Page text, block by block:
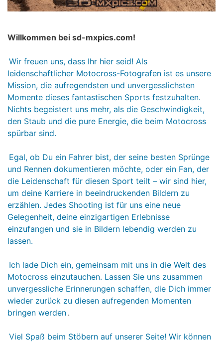
Willkommen bei sd-mxpics.com!
Wir freuen uns, dass Ihr hier seid! Als
leidenschaftlicher Motocross-Fotografen ist es unsere
Mission, die aufregendsten und unvergesslichsten
Momente dieses fantastischen Sports festzuhalten.
Nichts begeistert uns mehr, als die Geschwindigkeit,
den Staub und die pure Energie, die beim Motocross
spürbar sind.
Egal, ob Du ein Fahrer bist, der seine besten Sprünge
und Rennen dokumentieren möchte, oder ein Fan, der
die Leidenschaft für diesen Sport teilt – wir sind hier,
um deine Karriere in beeindruckenden Bildern zu
erzählen. Jedes Shooting ist für uns eine neue
Gelegenheit, deine einzigartigen Erlebnisse
einzufangen und sie in Bildern lebendig werden zu
lassen.
Ich lade Dich ein, gemeinsam mit uns in die Welt des
Motocross einzutauchen. Lassen Sie uns zusammen
unvergessliche Erinnerungen schaffen, die Dich immer
wieder zurück zu diesen aufregenden Momenten
bringen werden .
Viel Spaß beim Stöbern auf unserer Seite! Wir können